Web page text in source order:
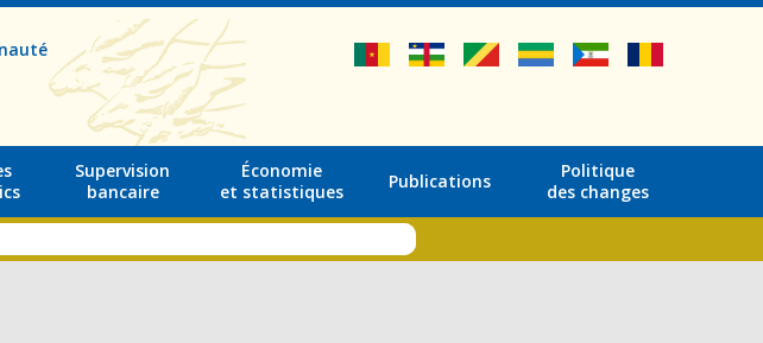
Supervision
bancaire
Économie
et statistiques
Publications
Politique
des changes